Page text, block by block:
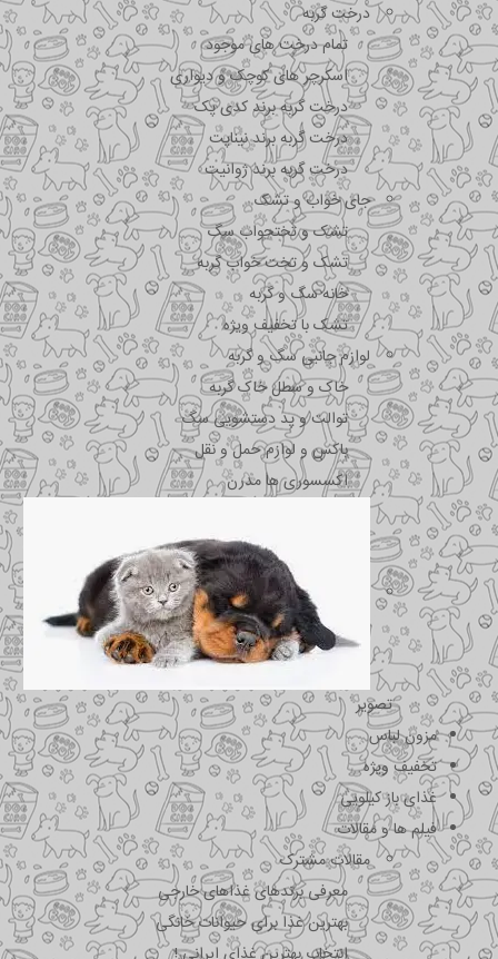
درخت گربه
تمام درخت های موجود
اسکرچر های کوچک و دیواری
درخت گربه برند کدی پک
درخت گربه برند نیناپت
درخت گربه برند ژوانیت
جای خواب و تشک
تشک و تختحواب سگ
تشک و تخت خواب گربه
خانه سگ و گربه
تشک با تخفیف ویژه
لوازم جانبی سگ و گربه
خاک و سطل خاک گربه
توالت و پد دستشویی سگ
باکس و لوازم حمل و نقل
اکسسوری ها مدرن
تصویر
مزون لباس
تخفیف ویژه
غذای باز کیلویی
فیلم ها و مقالات
مقالات مشترک
معرفی برندهای غذاهای خارجی
بهترین غذا برای حیوانات خانگی